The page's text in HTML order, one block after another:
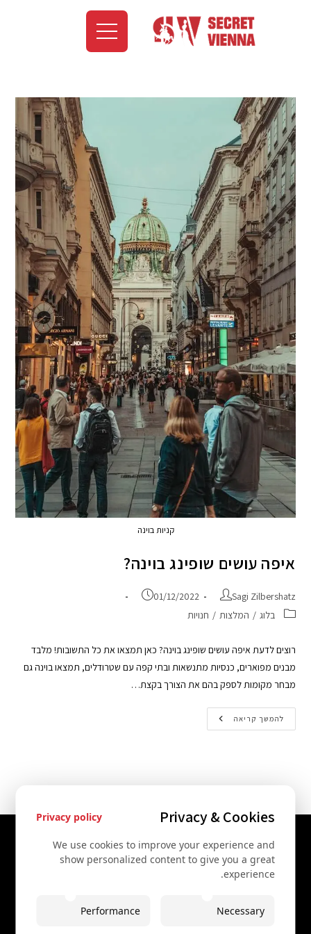
קניות בוינה
איפה עושים שופינג בוינה?
Sagi Zilbershatz
01/12/2022
בלוג / המלצות / חנויות
רוצים לדעת איפה עושים שופינג בוינה? כאן תמצאו את כל התשובות! מלבד
מבנים מפוארים, כנסיות מתנשאות ובתי קפה עם שטרודלים, תמצאו בוינה גם
מבחר מקומות לספק בהם את הצורך בקצת…
להמשך קריאה
יצירת קשר
+43 67761612322
info@secretvienna.org
Privacy & Cookies
Privacy policy
We use cookies to improve your experience and
show personalized content to give you a great
experience.
Necessary
Performance